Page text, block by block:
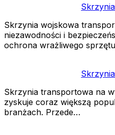
Skrzynia wojskowa
niezawodności i
ochrona wrażliwego
Skrzynia transportowa na
zyskuje coraz większą
branżach. Przede…